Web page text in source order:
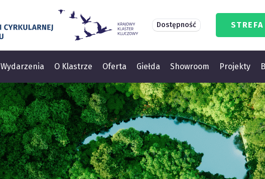
Dostępność
Wydarzenia O Klastrze Oferta Giełda Showroom Projekty